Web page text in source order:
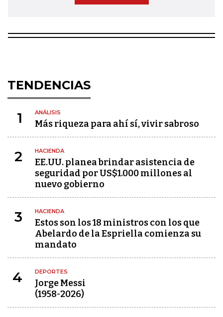
TENDENCIAS
1 ANÁLISIS
Más riqueza para ahí sí, vivir sabroso
2 HACIENDA
EE.UU. planea brindar asistencia de
seguridad por US$1.000 millones al
nuevo gobierno
3 HACIENDA
Estos son los 18 ministros con los que
Abelardo de la Espriella comienza su
mandato
4 DEPORTES
Jorge Messi
(1958-2026)